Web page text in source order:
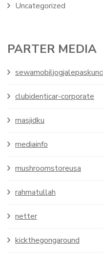
Uncategorized
PARTER MEDIA
sewamobiljogjalepaskunci
clubidenticar-corporate
masjidku
mediainfo
mushroomstoreusa
rahmatullah
netter
kickthegongaround